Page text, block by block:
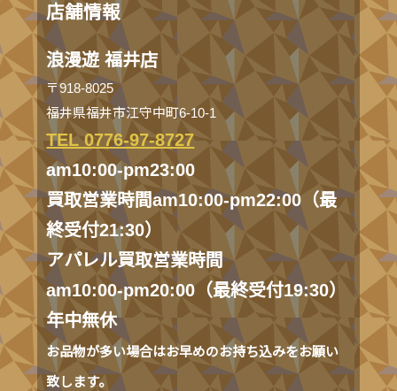
店舗情報
浪漫遊 福井店
〒918-8025
福井県福井市江守中町6-10-1
TEL 0776-97-8727
am10:00-pm23:00
買取営業時間am10:00-pm22:00（最
終受付21:30）
アパレル買取営業時間
am10:00-pm20:00（最終受付19:30）
年中無休
お品物が多い場合はお早めのお持ち込みをお願い
致します。